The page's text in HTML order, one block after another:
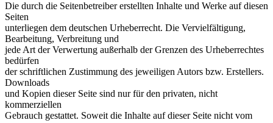
Die durch die Seitenbetreiber erstellten Inhalte und Werke auf diesen
Seiten
unterliegen dem deutschen Urheberrecht. Die Vervielfältigung,
Bearbeitung, Verbreitung und
jede Art der Verwertung außerhalb der Grenzen des Urheberrechtes
bedürfen
der schriftlichen Zustimmung des jeweiligen Autors bzw. Erstellers.
Downloads
und Kopien dieser Seite sind nur für den privaten, nicht
kommerziellen
Gebrauch gestattet. Soweit die Inhalte auf dieser Seite nicht vom